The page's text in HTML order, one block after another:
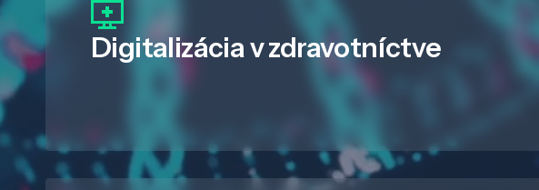
Digitalizáciav zdravotníctve